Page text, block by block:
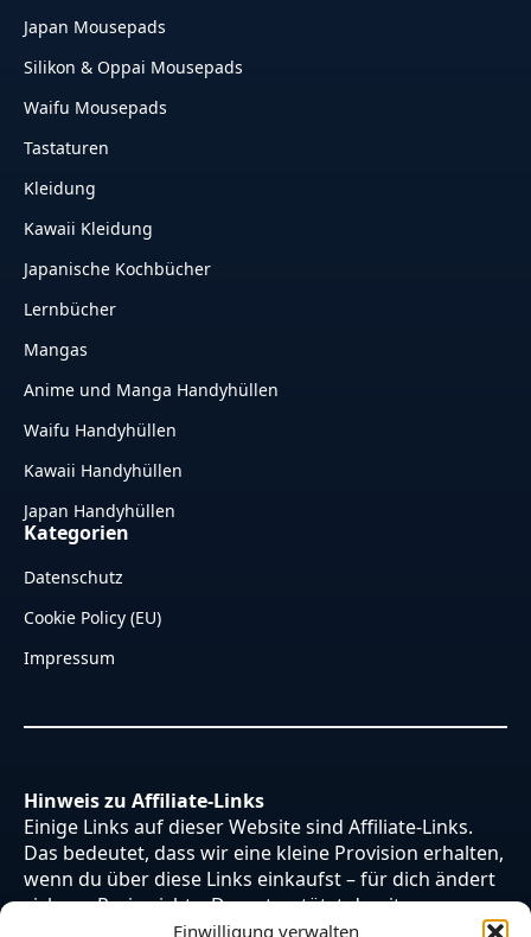
Einwilligung verwalten
Japan Mousepads
Silikon & Oppai Mousepads
Waifu Mousepads
Tastaturen
Kleidung
Kawaii Kleidung
Japanische Kochbücher
Lernbücher
Mangas
Anime und Manga Handyhüllen
Waifu Handyhüllen
Kawaii Handyhüllen
Japan Handyhüllen
Kategorien
Datenschutz
Cookie Policy (EU)
Impressum
Hinweis zu Affiliate-Links
Einige Links auf dieser Website sind Affiliate-Links.
Das bedeutet, dass wir eine kleine Provision erhalten,
wenn du über diese Links einkaufst – für dich ändert
sich am Preis nichts. Du unterstützt damit unsere
Arbeit. Vielen Dank dafür!